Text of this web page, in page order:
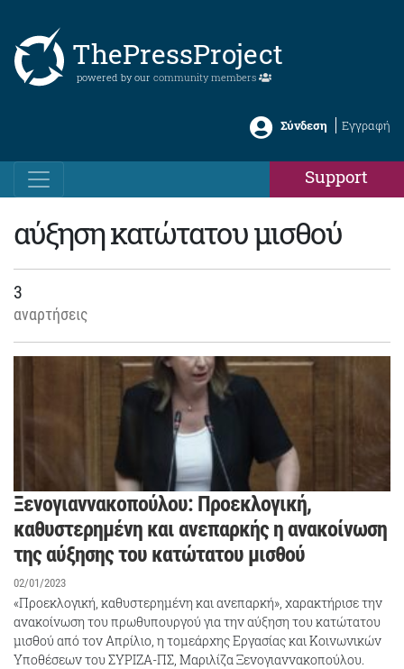
ThePressProject
powered by our community members
Σύνδεση Εγγραφή
Support
αύξηση κατώτατου μισθού
3
αναρτήσεις
Ξενογιαννακοπούλου: Προεκλογική,
καθυστερημένη και ανεπαρκής η ανακοίνωση
της αύξησης του κατώτατου μισθού
02/01/2023
«Προεκλογική, καθυστερημένη και ανεπαρκή», χαρακτήρισε την
ανακοίνωση του πρωθυπουργού για την αύξηση του κατώτατου
μισθού από τον Απρίλιο, η τομεάρχης Εργασίας και Κοινωνικών
Υποθέσεων του ΣΥΡΙΖΑ-ΠΣ, Μαριλίζα Ξενογιαννακοπούλου.